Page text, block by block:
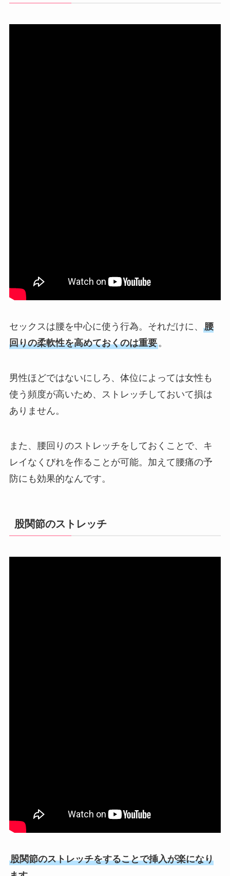
セックスは腰を中心に使う行為。それだけに、 腰
回りの柔軟性を高めておくのは重要。
男性ほどではないにしろ、体位によっては女性も
使う頻度が高いため、ストレッチしておいて損は
ありません。
また、腰回りのストレッチをしておくことで、キ
レイなくびれを作ることが可能。加えて腰痛の予
防にも効果的なんです。
股関節のストレッチ
股関節のストレッチをすることで挿入が楽になり